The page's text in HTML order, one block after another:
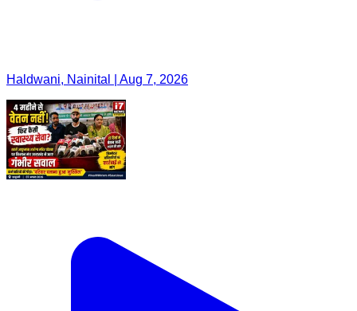
Haldwani, Nainital | Aug 7, 2026